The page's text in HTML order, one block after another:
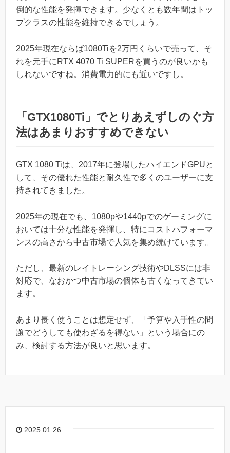
倒的な性能を発揮できます。少なくとも数年間はトッ
プクラスの性能を維持できるでしょう。
2025年現在ならば1080Tiを2万円くらいで売って、そ
れを元手にRTX 4070 Ti SUPERを買うのが良いかも
しれないですね。消費電力的にも近いですし。
「GTX1080Ti」でとりあえずしのぐ方
法はあまりおすすめできない
GTX 1080 Tiは、2017年に登場したハイエンドGPUと
して、その優れた性能と耐久性で多くのユーザーに支
持されてきました。
2025年の現在でも、1080pや1440pでのゲーミングに
おいては十分な性能を発揮し、特にコストパフォーマ
ンスの高さから中古市場で人気を集め続けています。
ただし、最新のレイトレーシング技術やDLSSには非
対応で、なおかつ中古市場の個体も古くなってきてい
ます。
あまり長く使うことは想定せず、「予算や入手性の問
題でどうしても使わざるを得ない」という場合にの
み、検討する方法が良いと思います。
2025.01.26